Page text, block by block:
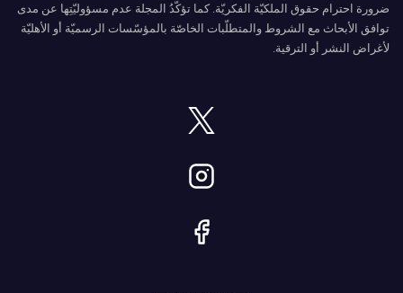
ضرورة احترام حقوق الملكيّة الفكريّة. كما تؤكّدُ المجلة عدم مسؤوليّتِها عن مدى
توافق الأبحاث مع الشروط والمتطلّبات الخاصّة بالمؤسّسات الرسميّة أو الأهليّة
لأغراض النشر أو الترقية.